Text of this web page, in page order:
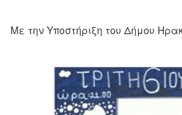
Με την Υποστήριξη του Δήμου